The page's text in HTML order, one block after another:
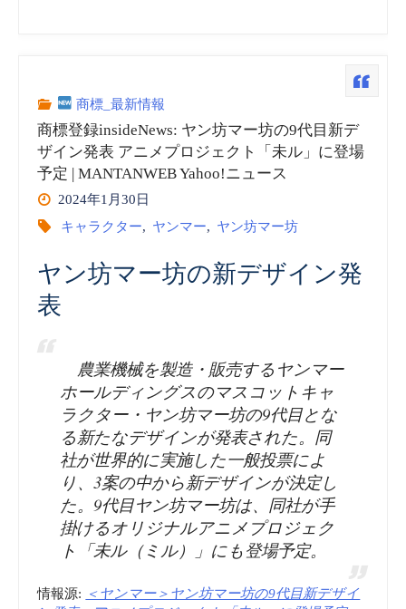
録
insideNews:
「ひ
こ
商
の
使
用
を
商標_最新情報
商標登録insideNews: ヤン坊マー坊の9代目新デ
ザイン発表 アニメプロジェクト「未ル」に登場
予定 | MANTANWEB Yahoo!ニュース
2024年1月30日
キャラクター, ヤンマー, ヤン坊マー坊
ヤン坊マー坊の新デザイン発
表
農業機械を製造・販売するヤンマー
ホールディングスのマスコットキャ
ラクター・ヤン坊マー坊の9代目とな
る新たなデザインが発表された。同
社が世界的に実施した一般投票によ
り、3案の中から新デザインが決定し
た。9代目ヤン坊マー坊は、同社が手
掛けるオリジナルアニメプロジェク
ト「未ル（ミル）」にも登場予定。
情報源: ＜ヤンマー＞ヤン坊マー坊の9代目新デザイ